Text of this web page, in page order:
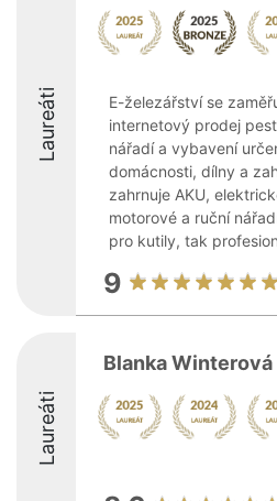
Laureáti
E-železářství se
internetový prodej
nářadí a vybavení
domácnosti, dílny a
zahrnuje AKU,
motorové a ruční
pro kutily, tak
9
Laureáti
Blanka Winterová